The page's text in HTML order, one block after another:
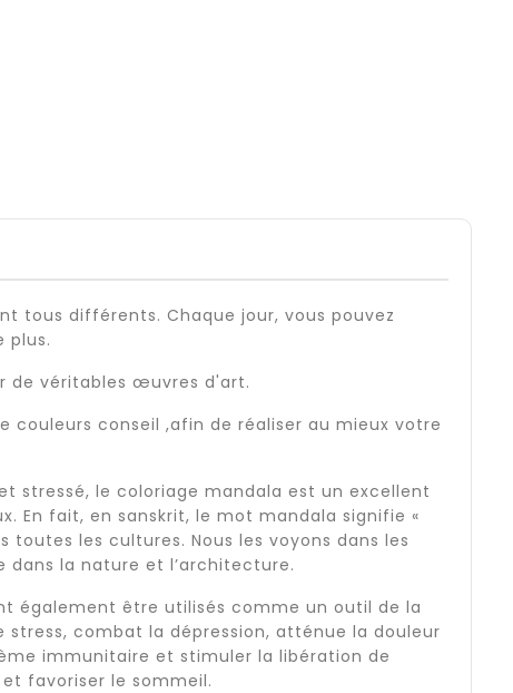
tous différents. Chaque jour, vous pouvez
plus.
de véritables œuvres d'art.
couleurs conseil ,afin de réaliser au mieux votre
stressé, le coloriage mandala est un excellent
En fait, en sanskrit, le mot mandala signifie «
toutes les cultures. Nous les voyons dans les
dans la nature et l’architecture.
également être utilisés comme un outil de la
combat la dépression, atténue la douleur
immunitaire et stimuler la libération de
favoriser le sommeil.